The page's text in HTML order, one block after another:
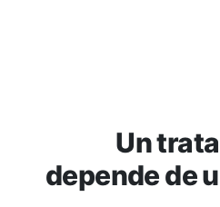
Un
depende de